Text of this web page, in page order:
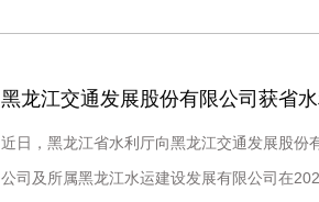
黑龙江交通发展股份有限公司获省
近日，黑龙江省水利厅向黑龙江交通发展股份
公司及所属黑龙江水运建设发展有限公司在